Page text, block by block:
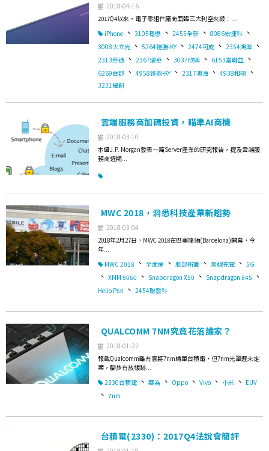
2018-04-16
2017Q4以來，電子零組件廠商面臨三大利空夾殺：...
iPhone 、 3105穩懋 、 2455全新 、 8086宏捷科 、
3008大立光 、 5264鎧勝-KY 、 2474可成 、 2354鴻準 、
2313華通 、 2367燿華 、 3037欣興 、 6153嘉聯益 、
6269台郡 、 4958臻鼎-KY 、 2317鴻海 、 4938和碩 、
3231緯創
雲端服務商加碼投資，瞄準AI商機
2018-03-10
本週J.P. Morgan發表一篇Server產業的研究報告，提及雲端服
務商近期...
MWC 2018，洞悉科技產業新趨勢
2018-03-04
2018年2月27日，MWC 2018在巴塞隆納(Barcelona)開幕，今
年...
MWC 2018 、 全面屏 、 臉部辨識 、 無線充電 、 5G
、 XMM 8060 、 Snapdragon X50 、 Snapdragon 845 、
Helio P60 、 2454聯發科
QUALCOMM 7NM究竟花落誰家？
2018-01-22
報載Qualcomm雖有意將7nm轉單台積電，但7nm光罩遲未定
案，腳步有放緩跡...
2330台積電 、 華為 、 Oppo 、 Vivo 、 小米 、 EUV
、 7nm
台積電(2330)：2017Q4法說會簡評